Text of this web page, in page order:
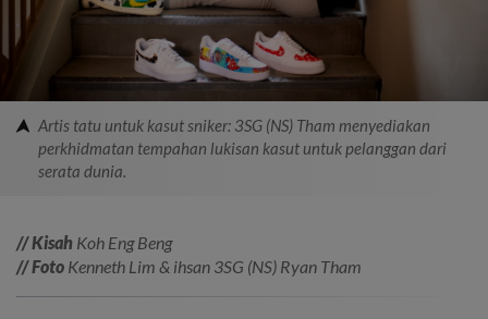
Artis tatu untuk kasut sniker: 3SG (NS) Tham menyediakan
perkhidmatan tempahan lukisan kasut untuk pelanggan dari
serata dunia.
// Kisah Koh Eng Beng
// Foto Kenneth Lim & ihsan 3SG (NS) Ryan Tham